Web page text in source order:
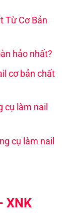
Từ Cơ Bản
hảo nhất?
cơ bản chất
cụ làm nail
cụ làm nail
XNK